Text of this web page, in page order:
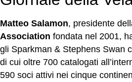
Matteo Salamon, presidente
Association fondata nel 2001,
gli Sparkman & Stephens Swan
di cui oltre 700 catalogati
590 soci attivi nei cinque